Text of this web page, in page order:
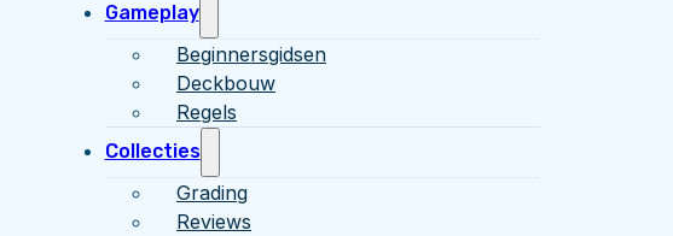
Gameplay
Beginnersgidsen
Deckbouw
Regels
Collecties
Grading
Reviews